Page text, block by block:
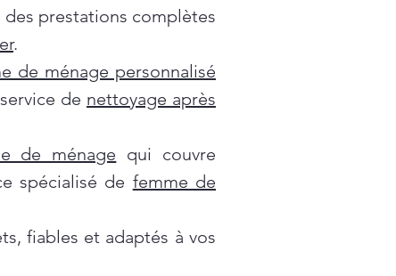
prestations complètes
.
de ménage personnalisé
de nettoyage après
de ménage qui couvre
spécialisé de femme de
fiables et adaptés à vos